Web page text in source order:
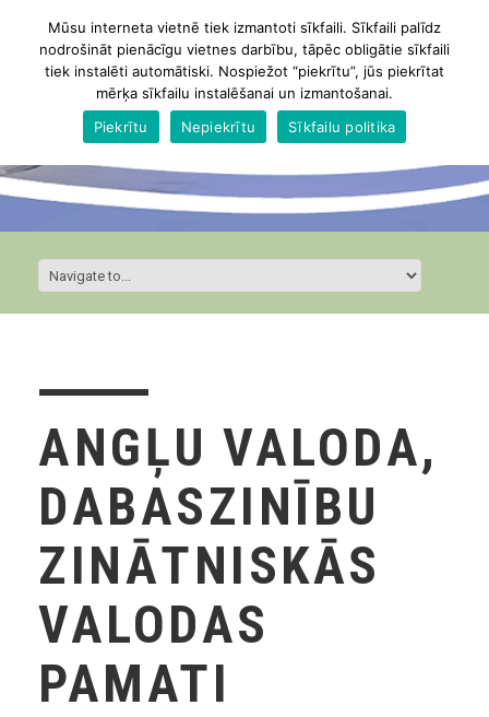
ANGĻU VALODA,
DABASZINĪBU
ZINĀTNISKĀS
VALODAS
PAMATI
Mūsu interneta vietnē tiek izmantoti sīkfaili. Sīkfaili palīdz
nodrošināt pienācīgu vietnes darbību, tāpēc obligātie sīkfaili
tiek instalēti automātiski. Nospiežot “piekrītu”, jūs piekrītat
mērķa sīkfailu instalēšanai un izmantošanai.
Piekrītu
Nepiekrītu Sīkfailu politika